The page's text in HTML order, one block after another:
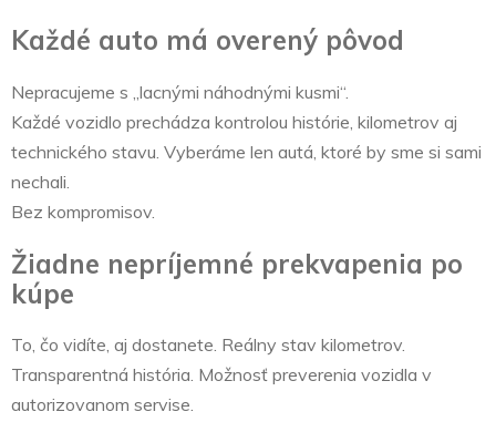
Každé auto má overený pôvod
Nepracujeme s „lacnými náhodnými kusmi“.
Každé vozidlo prechádza kontrolou histórie, kilometrov aj
technického stavu. Vyberáme len autá, ktoré by sme si sami
nechali.
Bez kompromisov.
Žiadne nepríjemné prekvapenia po
kúpe
To, čo vidíte, aj dostanete. Reálny stav kilometrov.
Transparentná história. Možnosť preverenia vozidla v
autorizovanom servise.